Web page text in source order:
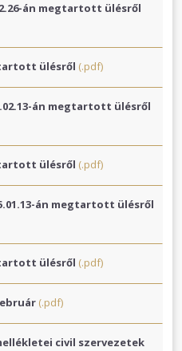
án megtartott ülésről
ülésről (.pdf)
án megtartott ülésről
ülésről (.pdf)
án megtartott ülésről
ülésről (.pdf)
(.pdf)
civil szervezetek